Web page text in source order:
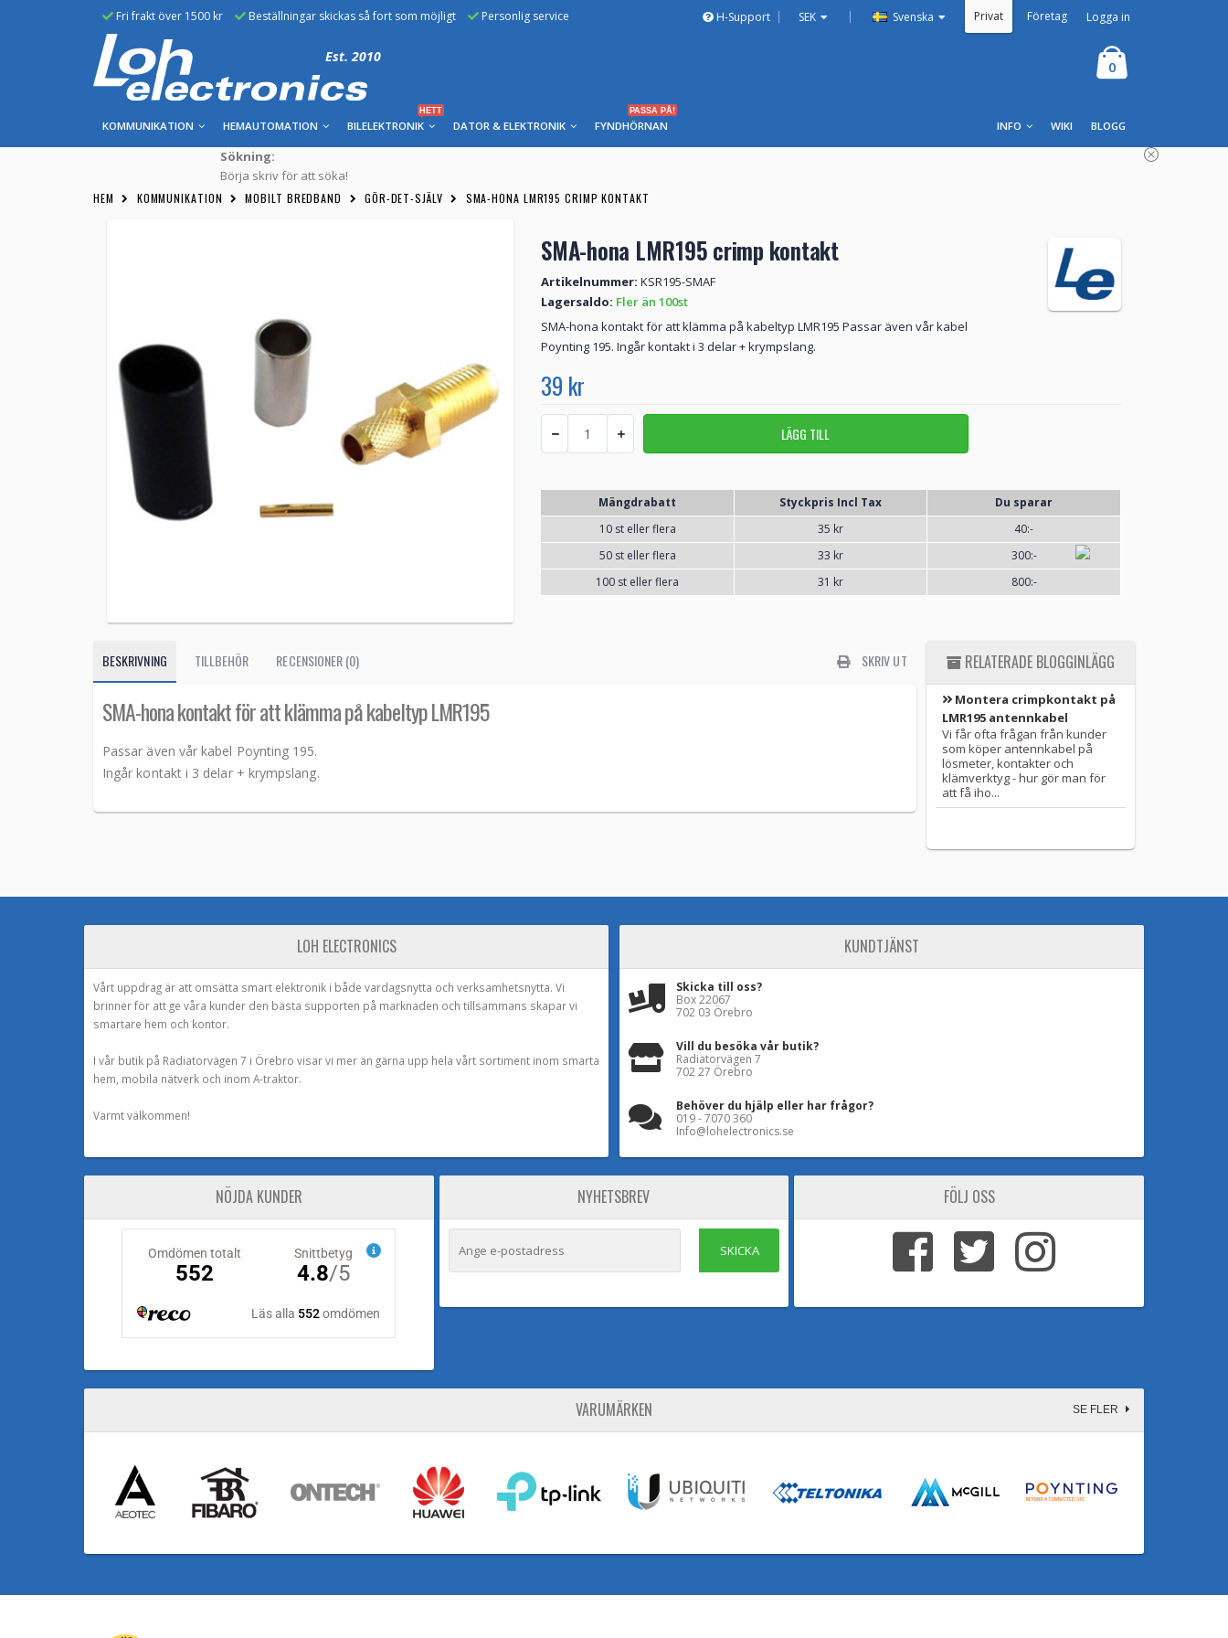
Fri frakt över 1500 kr Beställningar skickas så fort som möjligt Personlig service H-Support SEK | Svenska Privat Företag Logga in
Est. 2010
0
KOMMUNIKATION HEMAUTOMATION BILELEKTRONIK
HETT
DATOR & ELEKTRONIK FYNDHÖRNAN
PASSA PÅ!
BLOGG
WIKI
INFO
Sökning:
Börja skriv för att söka!
HEM KOMMUNIKATION MOBILT BREDBAND GÖR-DET-SJÄLV SMA-HONA LMR195 CRIMP KONTAKT
SMA-hona LMR195 crimp kontakt
Artikelnummer: KSR195-SMAF
Lagersaldo: Fler än 100st
SMA-hona kontakt för att klämma på kabeltyp LMR195 Passar även vår kabel
Poynting 195. Ingår kontakt i 3 delar + krympslang.
39 kr
Mängdrabatt Styckpris Incl Tax
Du sparar
10 st eller flera
35 kr
40:-
50 st eller flera
33 kr
300:-
100 st eller flera
31 kr 800:-
BESKRIVNING TILLBEHÖR RECENSIONER (0) SKRIV UT
SMA-hona kontakt för att klämma på kabeltyp LMR195
Passar även vår kabel Poynting 195.
Ingår kontakt i 3 delar + krympslang.
RELATERADE BLOGGINLÄGG
Montera crimpkontakt på
LMR195 antennkabel
Vi får ofta frågan från kunder
som köper antennkabel på
lösmeter, kontakter och
klämverktyg - hur gör man för
att få iho...
LOH ELECTRONICS
Vårt uppdrag är att omsätta smart elektronik i både vardagsnytta och verksamhetsnytta. Vi
brinner för att ge våra kunder den bästa supporten på marknaden och tillsammans skapar vi
smartare hem och kontor.
I vår butik på Radiatorvägen 7 i Örebro visar vi mer än gärna upp hela vårt sortiment inom smarta
hem, mobila nätverk och inom A-traktor.
Varmt välkommen!
KUNDTJÄNST
Skicka till oss?
Box 22067
702 03 Örebro
Vill du besöka vår butik?
Radiatorvägen 7
702 27 Örebro
Behöver du hjälp eller har frågor?
019 - 7070 360
Info@lohelectronics.se
NÖJDA KUNDER NYHETSBREV
SKICKA
FÖLJ OSS
VARUMÄRKEN SE FLER